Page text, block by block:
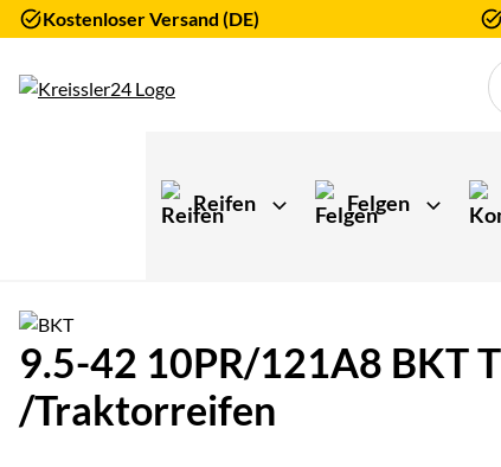
Kostenloser Versand (DE)
Reifen Felgen
9.5-42 10PR/121A8 BKT
/Traktorreifen